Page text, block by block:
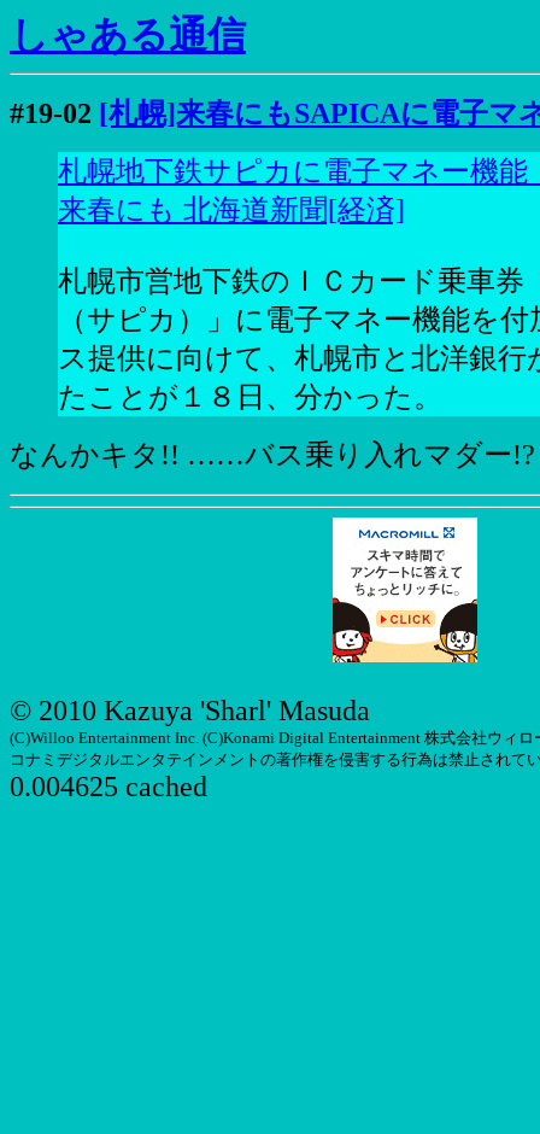
しゃある通信
#19-02 [札幌]来春にもSAPICAに電子マ
札幌地下鉄サピカに電子マネー
来春にも 北海道新聞[経済]
札幌市営地下鉄のＩＣカード乗車券
（サピカ）」に電子マネー機能を
ス提供に向けて、札幌市と北洋銀行
たことが１８日、分かった。
なんかキタ!! ……バス乗り入れマダー!?
© 2010 Kazuya 'Sharl' Masuda
(C)Willoo Entertainment Inc. (C)Konami Digital Entertainment 株式会社ウィ
コナミデジタルエンタテインメントの著作権を侵害する行為は禁止されて
0.004625 cached